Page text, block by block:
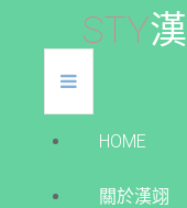
STY漢
HOME
關於漢翊